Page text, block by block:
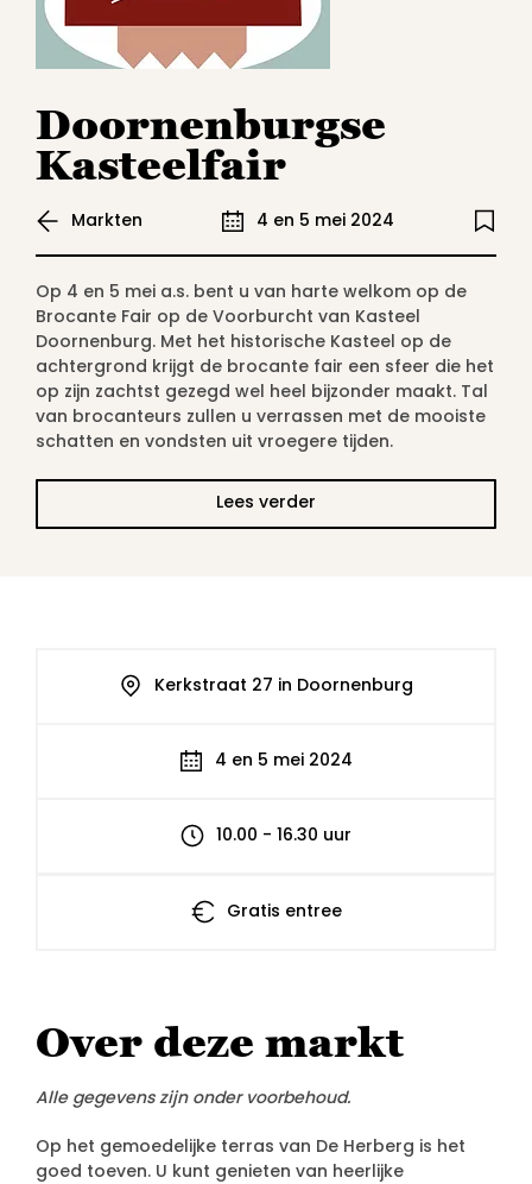
Doornenburgse
Kasteelfair
Markten 4 en 5 mei 2024
Op 4 en 5 mei a.s. bent u van harte welkom op de
Brocante Fair op de Voorburcht van Kasteel
Doornenburg. Met het historische Kasteel op de
achtergrond krijgt de brocante fair een sfeer die het
op zijn zachtst gezegd wel heel bijzonder maakt. Tal
van brocanteurs zullen u verrassen met de mooiste
schatten en vondsten uit vroegere tijden.
Lees verder
Kerkstraat 27 in Doornenburg
4 en 5 mei 2024
10.00 - 16.30 uur
Gratis entree
Over deze markt
Alle gegevens zijn onder voorbehoud.
Op het gemoedelijke terras van De Herberg is het
goed toeven. U kunt genieten van heerlijke